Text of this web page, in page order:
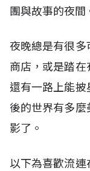
團與故事的夜間
夜晚總是有很
商店，或是踏在
還有一路上能
後的世界有多
影了。
以下為喜歡流連